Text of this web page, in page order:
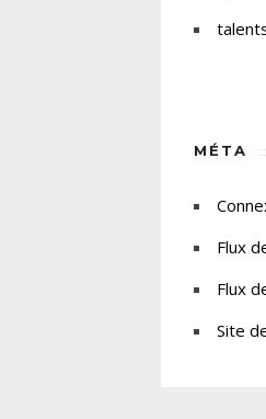
MÉTA
Flux
Flux
Site